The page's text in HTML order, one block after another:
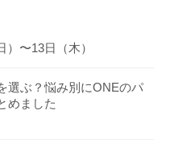
〜13日（木）
選ぶ？悩み別にONEのパ
めました